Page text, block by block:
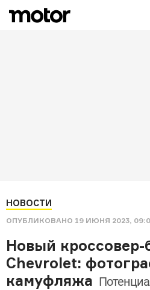
НОВОСТИ
ОПУБЛИКОВАНО 19 ИЮНЯ 2023,
Новый кроссовер-
Chevrolet:
камуфляжа